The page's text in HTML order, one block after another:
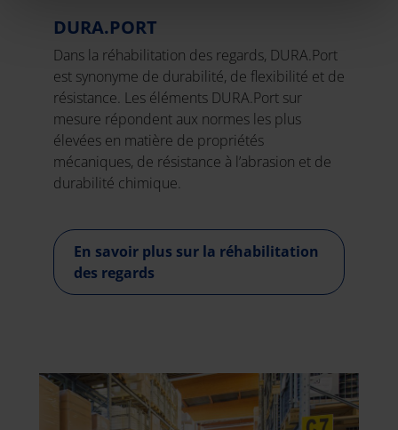
DURA.PORT
Dans la réhabilitation des regards, DURA.Port
est synonyme de durabilité, de flexibilité et de
résistance. Les éléments DURA.Port sur
mesure répondent aux normes les plus
élevées en matière de propriétés
mécaniques, de résistance à l’abrasion et de
durabilité chimique.
En savoir plus sur la réhabilitation
des regards